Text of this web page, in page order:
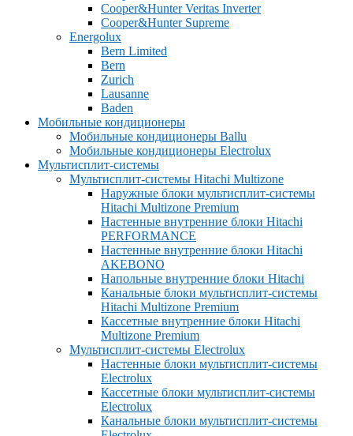
Cooper&Hunter Veritas Inverter
Cooper&Hunter Supreme
Energolux
Bern Limited
Bern
Zurich
Lausanne
Baden
Мобильные кондиционеры
Мобильные кондиционеры Ballu
Мобильные кондиционеры Electrolux
Мультисплит-системы
Мультисплит-системы Hitachi Multizone
Наружные блоки мультисплит-системы
Hitachi Multizone Premium
Настенные внутренние блоки Hitachi
PERFORMANCE
Настенные внутренние блоки Hitachi
AKEBONO
Напольные внутренние блоки Hitachi
Канальные блоки мультисплит-системы
Hitachi Multizone Premium
Кассетные внутренние блоки Hitachi
Multizone Premium
Мультисплит-системы Electrolux
Настенные блоки мультисплит-системы
Electrolux
Кассетные блоки мультисплит-системы
Electrolux
Канальные блоки мультисплит-системы